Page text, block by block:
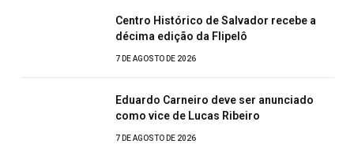
Centro Histórico de Salvador recebe a
décima edição da Flipelô
7 DE AGOSTO DE 2026
Eduardo Carneiro deve ser anunciado
como vice de Lucas Ribeiro
7 DE AGOSTO DE 2026